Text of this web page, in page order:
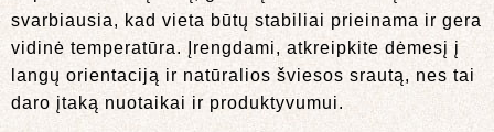
svarbiausia, kad vieta būtų stabiliai prieinama ir gera
vidinė temperatūra. Įrengdami, atkreipkite dėmesį į
langų orientaciją ir natūralios šviesos srautą, nes tai
daro įtaką nuotaikai ir produktyvumui.